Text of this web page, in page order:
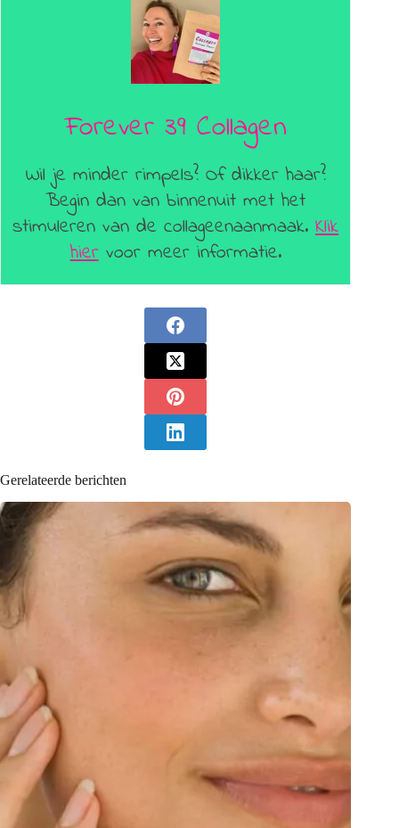
Forever 39 Collagen
Wil je minder rimpels? Of dikker haar?
Begin dan van binnenuit met het
stimuleren van de collageenaanmaak.Klik
hiervoor meer informatie.
Gerelateerde berichten